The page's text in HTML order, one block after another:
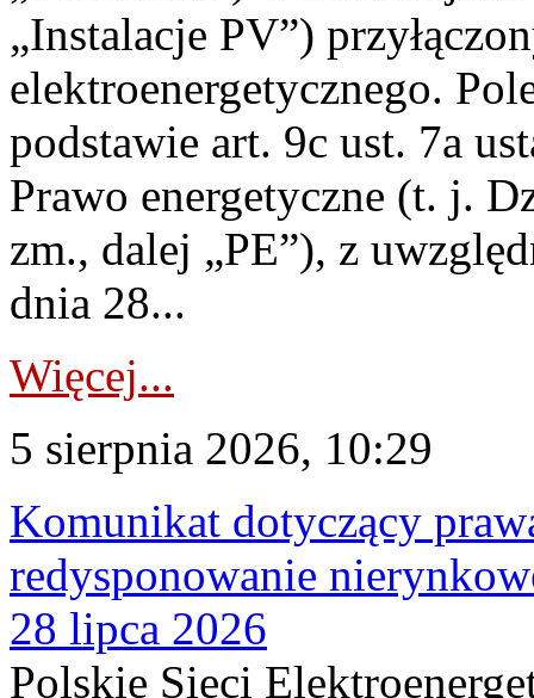
„Instalacje PV”)
elektroenergetycznego.
podstawie art. 9c ust. 7a
Prawo energetyczne (t. j.
zm., dalej „PE”), z
dnia 28...
Więcej...
5 sierpnia 2026, 10:29
Komunikat dotyczący
redysponowanie
28 lipca 2026
Polskie Sieci